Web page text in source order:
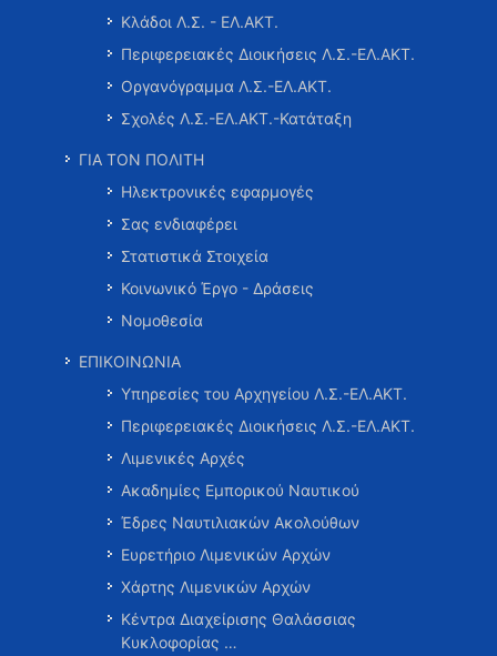
Κλάδοι Λ.Σ. - ΕΛ.ΑΚΤ.
Περιφερειακές Διοικήσεις Λ.Σ.-ΕΛ.ΑΚΤ.
Οργανόγραμμα Λ.Σ.-ΕΛ.ΑΚΤ.
Σχολές Λ.Σ.-ΕΛ.ΑΚΤ.-Κατάταξη
ΓΙΑ ΤΟΝ ΠΟΛΙΤΗ
Ηλεκτρονικές εφαρμογές
Σας ενδιαφέρει
Στατιστικά Στοιχεία
Κοινωνικό Έργο - Δράσεις
Νομοθεσία
ΕΠΙΚΟΙΝΩΝΙΑ
Υπηρεσίες του Αρχηγείου Λ.Σ.-ΕΛ.ΑΚΤ.
Περιφερειακές Διοικήσεις Λ.Σ.-ΕΛ.ΑΚΤ.
Λιμενικές Αρχές
Ακαδημίες Εμπορικού Ναυτικού
Έδρες Ναυτιλιακών Ακολούθων
Ευρετήριο Λιμενικών Αρχών
Χάρτης Λιμενικών Αρχών
Κέντρα Διαχείρισης Θαλάσσιας
Κυκλοφορίας …